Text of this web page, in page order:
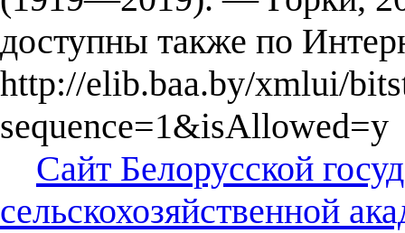
доступны также по
http://elib.baa.by/xmlui/
sequence=1&isAllowed=y
Сайт Белорусской
сельскохозяйственной